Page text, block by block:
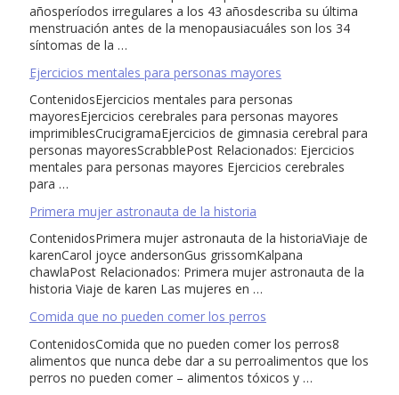
añosperíodos irregulares a los 43 añosdescriba su última
menstruación antes de la menopausiacuáles son los 34
síntomas de la …
Ejercicios mentales para personas mayores
ContenidosEjercicios mentales para personas
mayoresEjercicios cerebrales para personas mayores
imprimiblesCrucigramaEjercicios de gimnasia cerebral para
personas mayoresScrabblePost Relacionados: Ejercicios
mentales para personas mayores Ejercicios cerebrales
para …
Primera mujer astronauta de la historia
ContenidosPrimera mujer astronauta de la historiaViaje de
karenCarol joyce andersonGus grissomKalpana
chawlaPost Relacionados: Primera mujer astronauta de la
historia Viaje de karen Las mujeres en …
Comida que no pueden comer los perros
ContenidosComida que no pueden comer los perros8
alimentos que nunca debe dar a su perroalimentos que los
perros no pueden comer – alimentos tóxicos y …